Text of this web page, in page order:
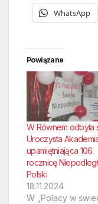
WhatsApp
Powiązane
W Równem odbyła
Uroczysta
upamiętniająca 106.
rocznicę
Polski
18.11.2024
W „Polacy w